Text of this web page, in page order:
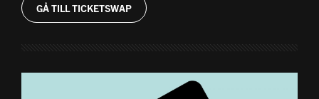
GÅ TILL TICKETSWAP